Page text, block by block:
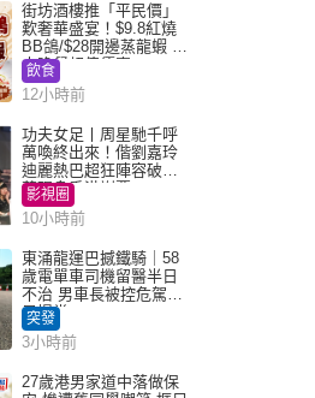
街坊酒樓推「平民價」
歎奢華盛宴！$9.8紅燒
BB鴿/$28開邊蒸龍蝦 3
大晚餐超值優惠
飲食
12小時前
功夫女足丨周星馳千呼
萬喚終出來！偕劉嘉玲
迪麗熱巴超狂陣容破天
荒現身香港謝票
影視圈
10小時前
東涌龍運巴撼鐵騎｜58
歲電單車司機留醫半日
不治 男車長被控危駕今
早提堂
突發
3小時前
27歲港男家道中落做保